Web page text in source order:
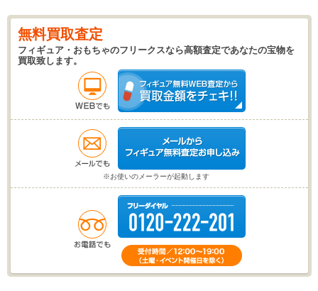
無料買取査定
フィギュア・おもちゃのフリークスなら高額査定であなたの宝物を
買取致します。
※お使いのメーラーが起動します